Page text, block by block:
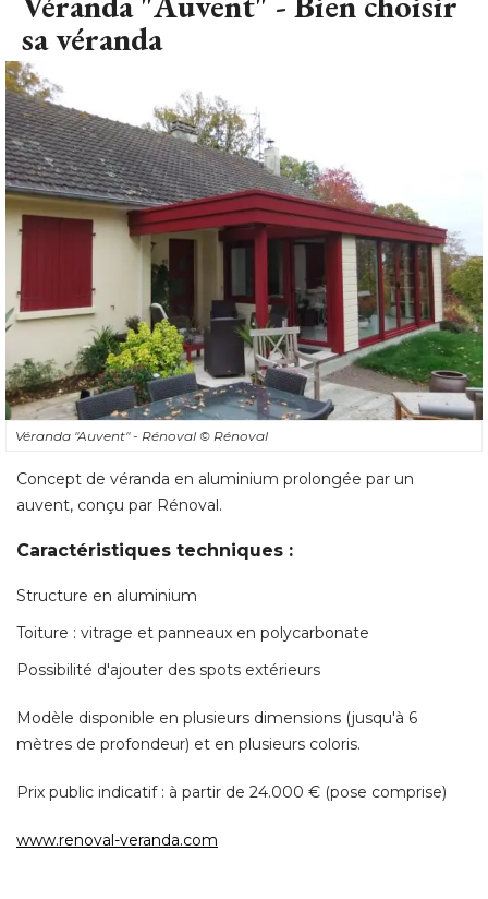
Véranda "Auvent" - Rénoval© Rénoval
Concept de véranda en aluminium prolongée par un
auvent, conçu par Rénoval.
Caractéristiques techniques :
Structure en aluminium
Possibilité d'ajouter des spots extérieurs
mètres de profondeur) et en plusieurs coloris.
www.renoval-veranda.com
Véranda "Icône" - Bien choisir sa